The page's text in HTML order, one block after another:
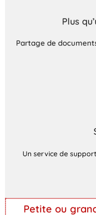
Plus
Partage de
Un service de
Petite ou